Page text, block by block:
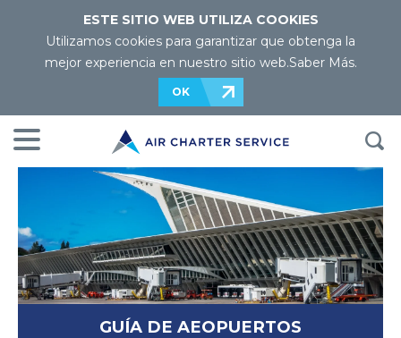
ESTE SITIO WEB UTILIZA COOKIES
Utilizamos cookies para garantizar que obtenga la
mejor experiencia en nuestro sitio web.Saber Más.
OK
GUÍA DE AEOPUERTOS